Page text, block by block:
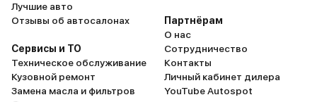
Лучшие авто
Отзывы об автосалонах
Сервисы и ТО
Техническое обслуживание
Кузовной ремонт
Замена масла и фильтров
Партнёрам
О нас
Сотрудничество
Контакты
Личный кабинет дилера
YouTube Autospot